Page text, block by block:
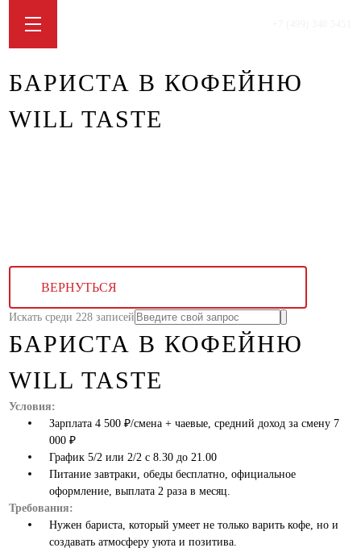
БАРИСТА В КОФЕЙНЮ
WILL TASTE
ВЕРНУТЬСЯ
Искать среди 228 записей
БАРИСТА В КОФЕЙНЮ
WILL TASTE
Условия:
Зарплата 4 500 ₽/смена + чаевые, средний доход за смену 7
000 ₽
График 5/2 или 2/2 с 8.30 до 21.00
Питание завтраки, обеды бесплатно, официальное
оформление, выплата 2 раза в месяц.
Требования:
Нужен бариста, который умеет не только варить кофе, но и
создавать атмосферу уюта и позитива.